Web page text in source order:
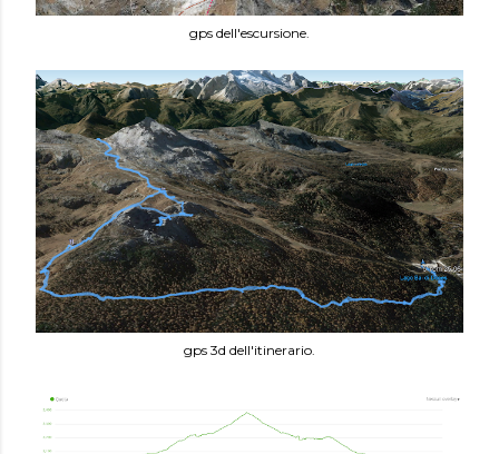
gps dell'escursione.
gps 3d dell'itinerario.